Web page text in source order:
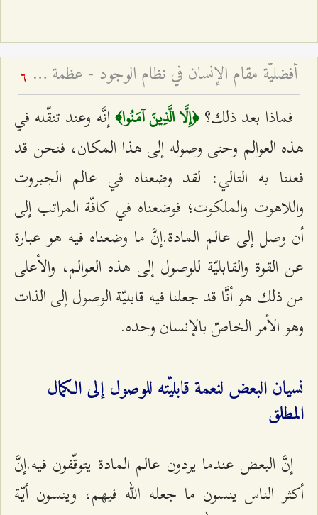
أفضليّة مقام الإنسان في نظام الوجود - عظمة مقام الإنسان الكامل 6
فماذا بعد ذلك؟﴿إِلَّا الَّذِينَ آمَنُوا‌﴾ إنَّه وعند تنقّله في
هذه العوالم وحتى وصوله إلى هذا المكان، فنحن قد
فعلنا به التالي: لقد وضعناه في عالم الجبروت
واللاهوت والملكوت؛ فوضعناه في كافّة المراتب إلى
أن وصل إلى عالم المادة.إنَّ ما وضعناه فيه هو عبارة
عن القوة والقابليّة للوصول إلى هذه العوالم، والأعلى
من ذلك هو أنَّا قد جعلنا فيه قابليّة الوصول إلى الذات
وهو الأمر الخاصّ بالإنسان وحده.
نسيان البعض لنعمة قابليّته للوصول إلى الكمال
المطلق
إنَّ البعض عندما يردون عالم المادة يتوقّفون فيه.إنَّ
أكثر الناس ينسون ما جعله الله فيهم، وينسون أيّة